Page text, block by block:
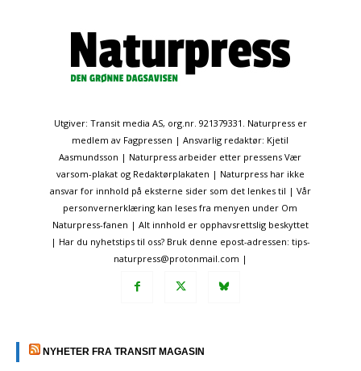
Utgiver: Transit media AS, org.nr. 921379331. Naturpress er
medlem av Fagpressen | Ansvarlig redaktør: Kjetil
Aasmundsson | Naturpress arbeider etter pressens Vær
varsom-plakat og Redaktørplakaten | Naturpress har ikke
ansvar for innhold på eksterne sider som det lenkes til | Vår
personvernerklæring kan leses fra menyen under Om
Naturpress-fanen | Alt innhold er opphavsrettslig beskyttet
| Har du nyhetstips til oss? Bruk denne epost-adressen: tips-
naturpress@protonmail.com |
NYHETER FRA TRANSIT MAGASIN